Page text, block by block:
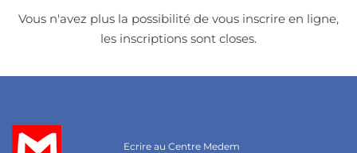
Vous n'avez plus la possibilité de vous inscrire en ligne,
les inscriptions sont closes.
Ecrire au Centre Medem